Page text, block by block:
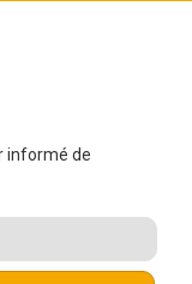
informé de